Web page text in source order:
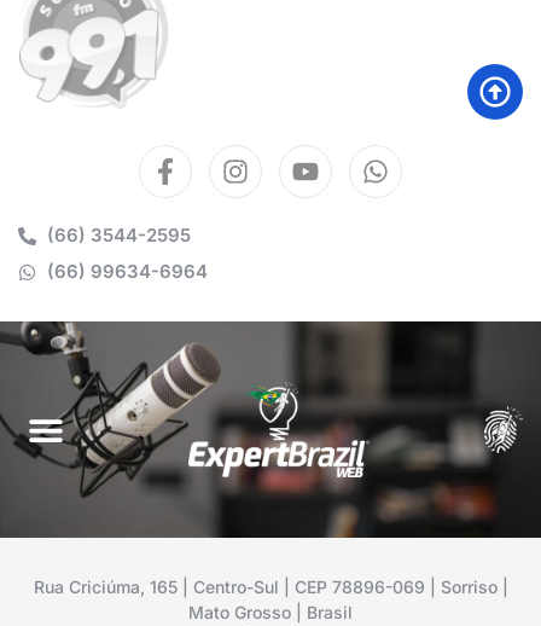
(66) 3544-2595
(66) 99634-6964
Rua Criciúma, 165 | Centro-Sul | CEP 78896-069 | Sorriso |
Mato Grosso | Brasil